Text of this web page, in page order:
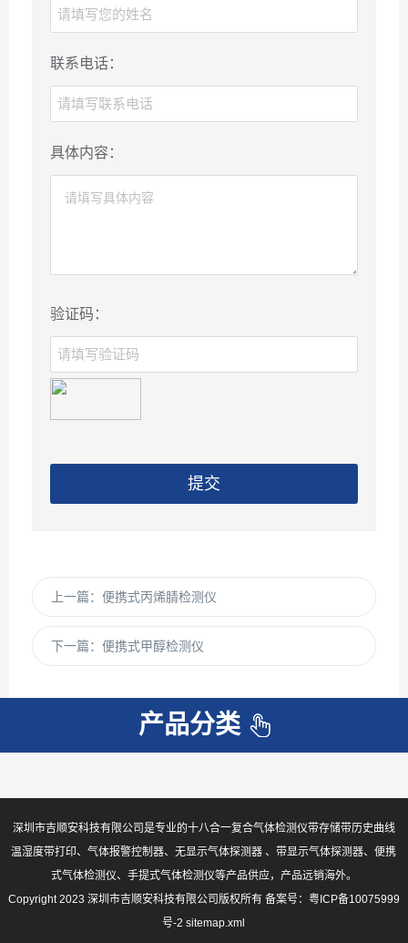
联系电话：
具体内容：
验证码：
提交
上一篇： 便携式丙烯腈检测仪
下一篇： 便携式甲醇检测仪
产品分类
深圳市吉顺安科技有限公司是专业的十八合一复合气体检测仪带存储带历史曲线
温湿度带打印、气体报警控制器、无显示气体探测器 、带显示气体探测器、便携
式气体检测仪、手提式气体检测仪等产品供应，产品远销海外。
Copyright 2023 深圳市吉顺安科技有限公司版权所有 备案号： 粤ICP备10075999
号-2 sitemap.xml